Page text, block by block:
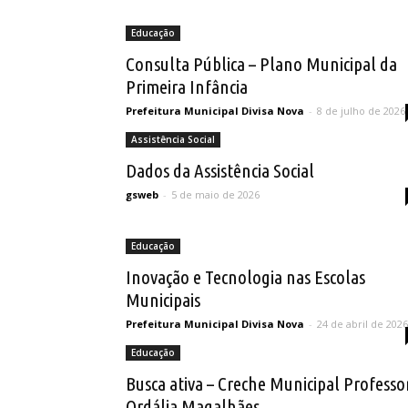
Localização
Educação
Consulta Pública – Plano Municipal da
Primeira Infância
Prefeitura Municipal Divisa Nova - 8 de julho de 2026
Assistência Social
Dados da Assistência Social
gsweb - 5 de maio de 2026
Educação
Inovação e Tecnologia nas Escolas
Municipais
Prefeitura Municipal Divisa Nova - 24 de abril de 2026
Educação
Busca ativa – Creche Municipal